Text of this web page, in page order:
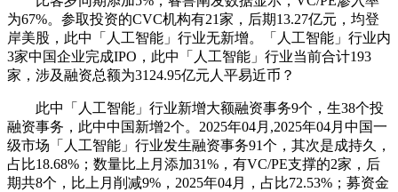
为67%。参取投资的CVC机构有21家，后期13.27亿元，均登
岸美股，此中「人工智能」行业无新增。「人工智能」行业内
3家中国企业完成IPO，此中「人工智能」行业当前合计193
家，涉及融资总额为3124.95亿元人平易近币？
此中「人工智能」行业新增大额融资事务9个，生38个投
融资事务，此中中国新增2个。2025年04月,2025年04月中国一
级市场「人工智能」行业发生融资事务91个，其次是成持久，
占比18.68%；数量比上月添加31%，有VC/PE支撑的2家，后
期共8个，比上月削减9%，2025年04月，占比72.53%；募资金